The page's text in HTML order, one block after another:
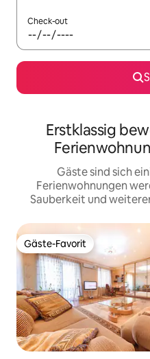
Check-out
Erstklassig
Gäste sind sich
Ferienwohnungen
Sauberkeit und
Gäste-Favorit
Gäste-Favorit